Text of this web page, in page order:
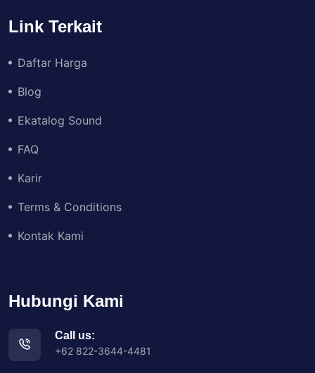
Link Terkait
Daftar Harga
Blog
Ekatalog Sound
FAQ
Karir
Terms & Conditions
Kontak Kami
Hubungi Kami
Call us:
+62 822-3644-4481